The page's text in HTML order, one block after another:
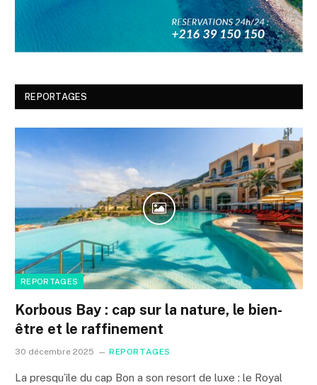
REPORTAGES
REPORTAGES
Korbous Bay : cap sur la nature, le bien-
être et le raffinement
30 décembre 2025 REPORTAGES
La presqu’île du cap Bon a son resort de luxe : le Royal